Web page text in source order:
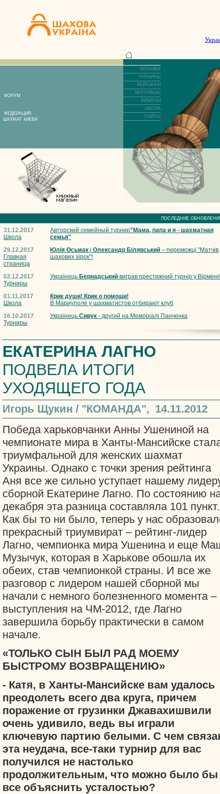
ФОРУМ
ФЕДЕРАЦИЯ
ШАХМАТ КИЕВА
ХРОНИКА
ТУРНИРЫ
РЕЙТИНГИ
ИНТЕРВЬЮ
ВИЗИТКИ
ШКОЛА
САЙТЫ
ПОСЛЕДНИЕ
31.12.2017
Школа
Авторский семейный турнир"Мама, папа и я - шахматная
семья"
29.12.2017
Главная
страница
Юлія Осьмак і Олександр Білявський – переможці "Матчів
шахових зірок"!
02.12.2017
Турниры
Українець Бернадський виграв престижний турнір у Вірменії
01.11.2017
Школа
Крик души! Крик о помощи!
В Мариуполе у шахматистов отбирают клуб
16.10.2017
Турниры
Українець Сивук - другий на Меморіалі Панченка
ЕКАТЕРИНА ЛАГНО
ПОДВЕЛА ИТОГИ
УХОДЯЩЕГО ГОДА
Игорь Щукин / "КОМАНДА", 14.11.2012
Победа харьковчанки Анны Ушениной на
чемпионате мира в Ханты-Мансийске
триумфальной для женских шахмат
Украины. Однако с точки зрения рейтинга
Аня все же сильно уступает нашему
сборной Екатерине Лагно. По состоянию
декабря эта разница составляла 101 пункт.
Как бы то ни было, теперь у нас
прекрасный триумвират – рейтинг-лидер
Лагно, чемпионка мира Ушенина и еще
Музычук, которая в Харькове обошла их
обеих, став чемпионкой страны. И все же
разговор с лидером нашей сборной мы
начали с немного болезненного момента –
выступления на ЧМ-2012, где Лагно
завершила борьбу практически в самом
начале.
«ТОЛЬКО СЫН БЫЛ РАД МОЕМУ
БЫСТРОМУ ВОЗВРАЩЕНИЮ»
- Катя, в Ханты-Мансийске вам удалось
преодолеть всего два круга, причем
поражение от грузинки Джавахишвили
очень удивило, ведь вы играли
ключевую партию белыми. С чем
эта неудача, все-таки турнир для вас
получился не настолько
продолжительным, что можно было бы
все объяснить усталостью?